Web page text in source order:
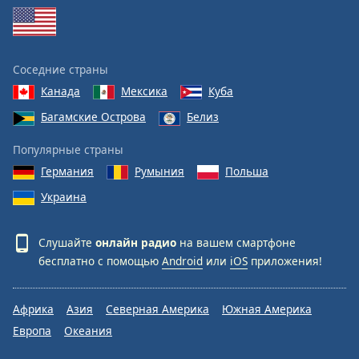
Соседние страны
Канада
Мексика
Куба
Багамские Острова
Белиз
Популярные страны
Германия
Румыния
Польша
Украина
Слушайте онлайн радио на вашем смартфоне
бесплатно с помощью Android или iOS приложения!
Африка Азия Северная Америка
Южная Америка
Европа
Океания